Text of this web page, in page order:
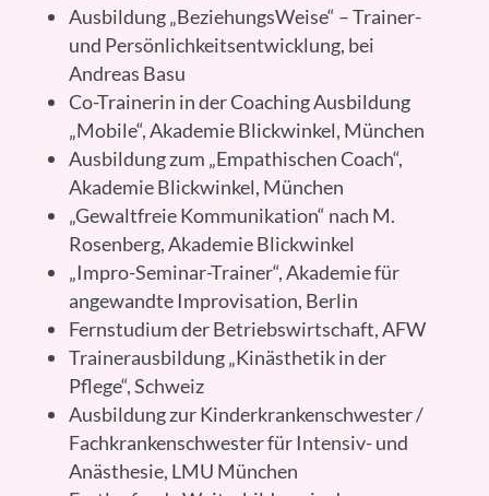
Ausbildung „BeziehungsWeise“ – Trainer-
und Persönlichkeitsentwicklung, bei
Andreas Basu
Co-Trainerin in der Coaching Ausbildung
„Mobile“, Akademie Blickwinkel, München
Ausbildung zum „Empathischen Coach“,
Akademie Blickwinkel, München
„Gewaltfreie Kommunikation“ nach M.
Rosenberg, Akademie Blickwinkel
„Impro-Seminar-Trainer“, Akademie für
angewandte Improvisation, Berlin
Fernstudium der Betriebswirtschaft, AFW
Trainerausbildung „Kinästhetik in der
Pflege“, Schweiz
Ausbildung zur Kinderkrankenschwester /
Fachkrankenschwester für Intensiv- und
Anästhesie, LMU München